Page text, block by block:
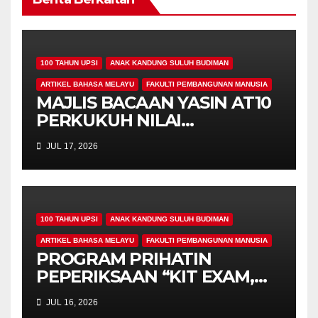
100 TAHUN UPSI ANAK KANDUNG SULUH BUDIMAN
ARTIKEL BAHASA MELAYU FAKULTI PEMBANGUNAN MANUSIA
MAJLIS BACAAN YASIN AT10
PERKUKUH NILAI
KEROHANIAN,
KEPRIHATINAN DAN
UKHUWAH MAHASISWA
PROGRAM PENDIDIKAN
KHAS
JUL 17, 2026
100 TAHUN UPSI ANAK KANDUNG SULUH BUDIMAN
ARTIKEL BAHASA MELAYU FAKULTI PEMBANGUNAN MANUSIA
PROGRAM PRIHATIN
PEPERIKSAAN “KIT EXAM,
MISI 4.00” SUNTIK
SEMANGAT DAN
JUL 16, 2026